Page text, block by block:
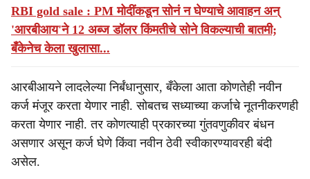
RBI gold sale : PM मोदींकडून सोनं न घेण्याचे आवाहन अन्
'आरबीआय'ने 12 अब्ज डॉलर किंमतीचे सोने विकल्याची बातमी;
बँकेनेच केला खुलासा...
आरबीआयने लादलेल्या निर्बंधानुसार, बँकेला आता कोणतेही नवीन
कर्ज मंजूर करता येणार नाही. सोबतच सध्याच्या कर्जाचे नूतनीकरणही
करता येणार नाही. तर कोणत्याही प्रकारच्या गुंतवणुकीवर बंधन
असणार असून कर्ज घेणे किंवा नवीन ठेवी स्वीकारण्यावरही बंदी
असेल.